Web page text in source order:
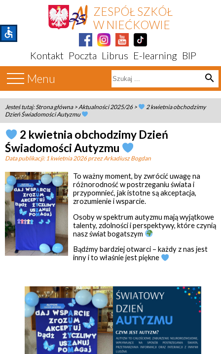
ZESPÓŁ SZKÓŁ
W NIEĆKOWIE
Kontakt Poczta Librus E-learning BIP
Menu search
Jesteś tutaj:Strona główna>Aktualności 2025/26>
2 kwietnia obchodzimy
Dzień Świadomości Autyzmu
2 kwietnia obchodzimy Dzień
Świadomości Autyzmu
Data publikacji:1 kwietnia 2026przez Arkadiusz Bogdan
To ważny moment, by zwrócić uwagę na
różnorodność w postrzeganiu świata i
przypomnieć, jak istotne są akceptacja,
zrozumienie i wsparcie.
Osoby w spektrum autyzmu mają wyjątkowe
talenty, zdolności i perspektywy, które czynią
nasz świat bogatszym
Bądźmy bardziej otwarci – każdy z nas jest
inny i to właśnie jest piękne
accessible